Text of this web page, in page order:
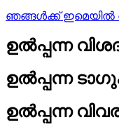
ഞങ്ങൾക്ക്
ഉൽപ്പന്ന
ഉൽപ്പന്ന
ഉൽപ്പന്ന